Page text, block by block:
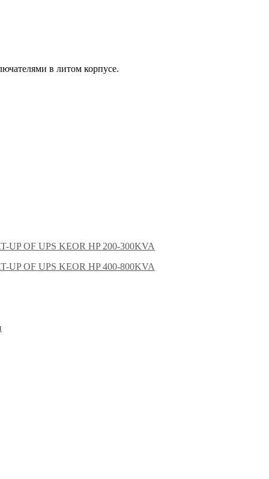
в литом корпусе.
UP OF UPS KEOR HP 200-300KVA
UP OF UPS KEOR HP 400-800KVA